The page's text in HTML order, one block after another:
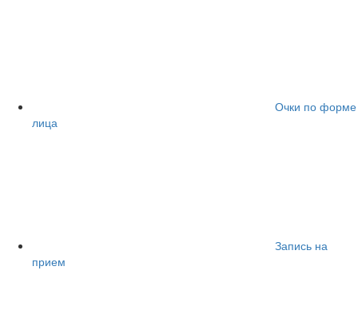
Очки по форме
лица
Запись на
прием